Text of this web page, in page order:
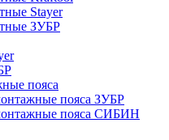
Stayer
ЗУБР
пояса
пояса ЗУБР
пояса СИБИН